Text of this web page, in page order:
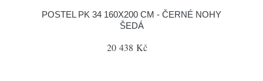
POSTEL PK 34 160X200 CM - ČERNÉ NOHY
ŠEDÁ
20 438 Kč